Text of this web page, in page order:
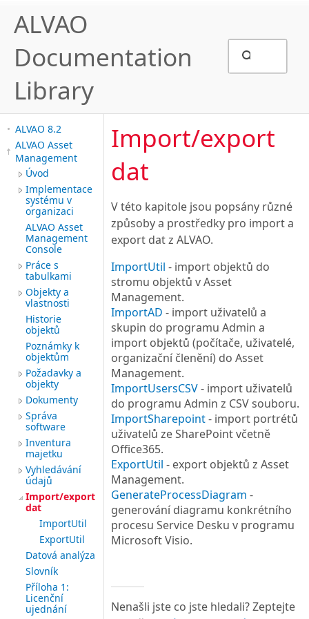
ALVAO
Documentation
Library
ALVAO 8.2
ALVAO Asset
Management
Úvod
Implementace
systému v
organizaci
ALVAO Asset
Management
Console
Práce s
tabulkami
Objekty a
vlastnosti
Historie
objektů
Poznámky k
objektům
Požadavky a
objekty
Dokumenty
Správa
software
Inventura
majetku
Vyhledávání
údajů
Import/export
dat
ImportUtil
ExportUtil
Datová analýza
Slovník
Příloha 1:
Licenční
ujednání
Import/export
dat
V této kapitole jsou popsány různé
způsoby a prostředky pro import a
export dat z ALVAO.
ImportUtil - import objektů do
stromu objektů v Asset
Management.
ImportAD - import uživatelů a
skupin do programu Admin a
import objektů (počítače, uživatelé,
organizační členění) do Asset
Management.
ImportUsersCSV- import uživatelů
do programu Admin z CSV souboru.
ImportSharepoint- import portrétů
uživatelů ze SharePoint včetně
Office365.
ExportUtil - export objektů z Asset
Management.
GenerateProcessDiagram -
generování diagramu konkrétního
procesu Service Desku v programu
Microsoft Visio.
Nenašli jste co jste hledali? Zeptejte